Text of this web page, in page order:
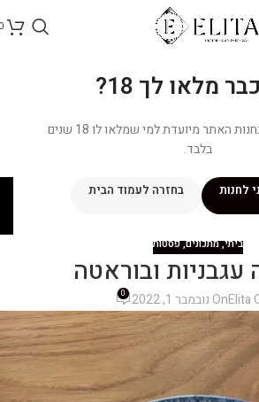
מלאו לך 18?
הכניסה והרכישה בחנות האתר מיועדת למי שמלאו לו 18 שנים
בלבד.
לחנות בחזרה לעמוד הביתבלוג
ביתי,מתכונים,פסטות
עגבניות ובוראטה
ElitaOn נובמבר 1, 2022 0